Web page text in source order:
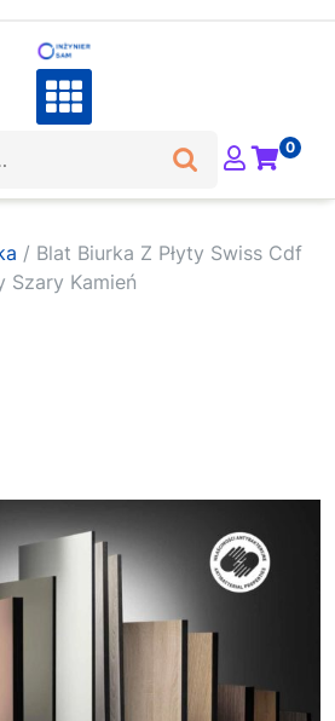
0
/ Blat Biurka Z Płyty Swiss Cdf
Szary Kamień